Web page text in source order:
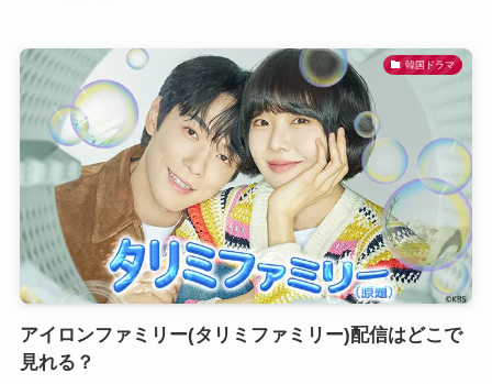
韓国ドラマ
アイロンファミリー(タリミファミリー)配信はどこで
見れる？